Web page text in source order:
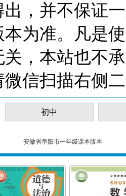
，并不保证
本为准。凡是
，本站也不
微信扫描右侧
初中
安徽省阜阳市一年级课本版本